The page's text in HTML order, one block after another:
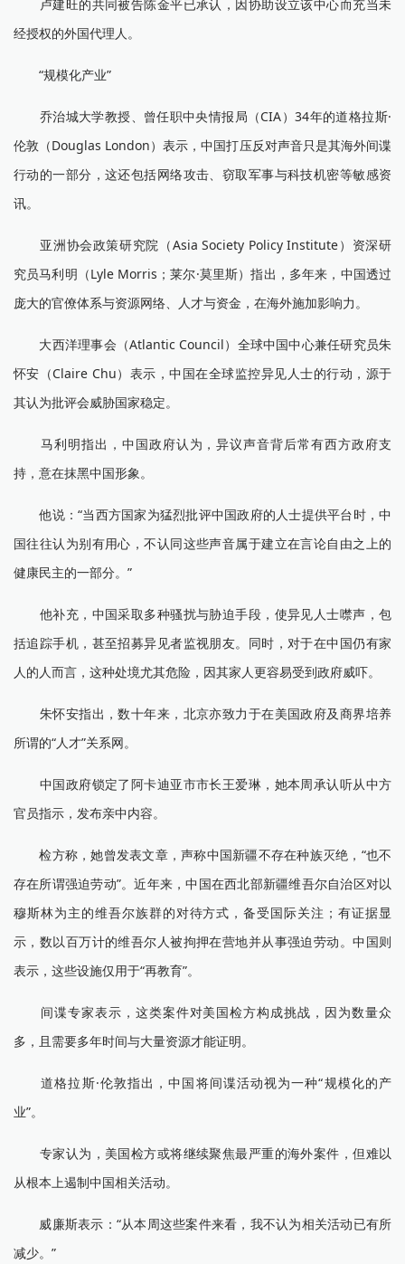
卢建旺的共同被告陈金平已承认，因协助设立该中心而充当未
经授权的外国代理人。
“规模化产业”
乔治城大学教授、曾任职中央情报局（CIA）34年的道格拉斯·
伦敦（Douglas London）表示，中国打压反对声音只是其海外间谍
行动的一部分，这还包括网络攻击、窃取军事与科技机密等敏感资
讯。
亚洲协会政策研究院（Asia Society Policy Institute）资深研
究员马利明（Lyle Morris；莱尔·莫里斯）指出，多年来，中国透过
庞大的官僚体系与资源网络、人才与资金，在海外施加影响力。
大西洋理事会（Atlantic Council）全球中国中心兼任研究员朱
怀安（Claire Chu）表示，中国在全球监控异见人士的行动，源于
其认为批评会威胁国家稳定。
马利明指出，中国政府认为，异议声音背后常有西方政府支
持，意在抹黑中国形象。
他说：“当西方国家为猛烈批评中国政府的人士提供平台时，中
国往往认为别有用心，不认同这些声音属于建立在言论自由之上的
健康民主的一部分。”
他补充，中国采取多种骚扰与胁迫手段，使异见人士噤声，包
括追踪手机，甚至招募异见者监视朋友。同时，对于在中国仍有家
人的人而言，这种处境尤其危险，因其家人更容易受到政府威吓。
朱怀安指出，数十年来，北京亦致力于在美国政府及商界培养
所谓的“人才”关系网。
中国政府锁定了阿卡迪亚市市长王爱琳，她本周承认听从中方
官员指示，发布亲中内容。
检方称，她曾发表文章，声称中国新疆不存在种族灭绝，“也不
存在所谓强迫劳动”。近年来，中国在西北部新疆维吾尔自治区对以
穆斯林为主的维吾尔族群的对待方式，备受国际关注；有证据显
示，数以百万计的维吾尔人被拘押在营地并从事强迫劳动。中国则
表示，这些设施仅用于“再教育”。
间谍专家表示，这类案件对美国检方构成挑战，因为数量众
多，且需要多年时间与大量资源才能证明。
道格拉斯·伦敦指出，中国将间谍活动视为一种“规模化的产
业”。
专家认为，美国检方或将继续聚焦最严重的海外案件，但难以
从根本上遏制中国相关活动。
威廉斯表示：“从本周这些案件来看，我不认为相关活动已有所
减少。”